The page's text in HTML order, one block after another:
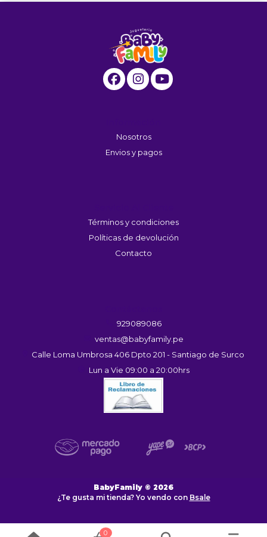
Nosotros
Envios y pagos
Términos y condiciones
Políticas de devolución
Contacto
929089086
ventas@babyfamily.pe
Calle Loma Umbrosa 406 Dpto 201 - Santiago de Surco
Lun a Vie 09:00 a 20:00hrs
BabyFamily © 2026
¿Te gusta mi tienda? Yo vendo con Bsale
0